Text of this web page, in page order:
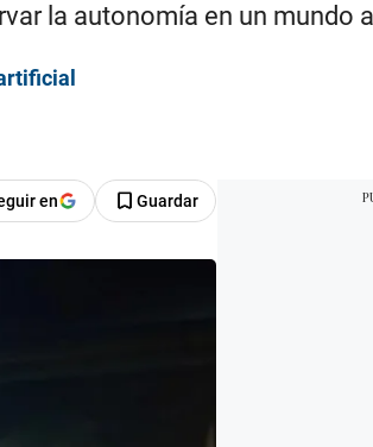
la autonomía en un mundo
en Guardar